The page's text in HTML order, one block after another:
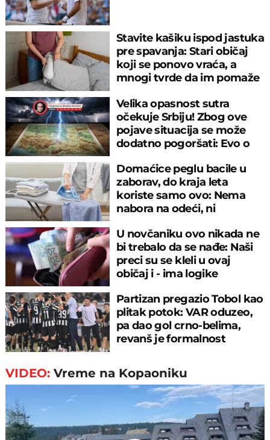
Stavite kašiku ispod jastuka
pre spavanja: Stari običaj
koji se ponovo vraća, a
mnogi tvrde da im pomaže
Velika opasnost sutra
očekuje Srbiju! Zbog ove
pojave situacija se može
dodatno pogoršati: Evo o
Domaćice peglu bacile u
zaborav, do kraja leta
koriste samo ovo: Nema
nabora na odeći, ni
U novčaniku ovo nikada ne
bi trebalo da se nađe: Naši
preci su se kleli u ovaj
običaj i - ima logike
Partizan pregazio Tobol kao
plitak potok: VAR oduzeo,
pa dao gol crno-belima,
revanš je formalnost
VIDEO:Vreme na Kopaoniku